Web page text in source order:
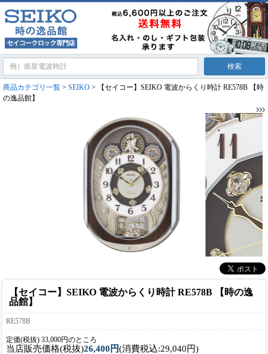
商品カテゴリ一覧 > SEIKO > 【セイコー】SEIKO 電波からくり時計 RE578B 【時
の逸品館】
【セイコー】SEIKO 電波からくり時計 RE578B 【時の逸
品館】
RE578B
定価(税抜) 33,000円のところ
当店販売価格(税抜)26,400円(消費税込:29,040円)